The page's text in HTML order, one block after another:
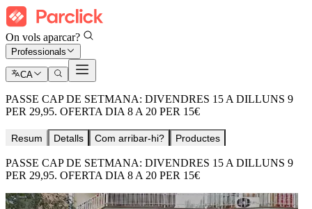
On vols aparcar?
Professionals
CA
PASSE CAP DE SETMANA: DIVENDRES 15 A DILLUNS 9
PER 29,95. OFERTA DIA 8 A 20 PER 15€
Resum Detalls Com arribar-hi? Productes
PASSE CAP DE SETMANA: DIVENDRES 15 A DILLUNS 9
PER 29,95. OFERTA DIA 8 A 20 PER 15€